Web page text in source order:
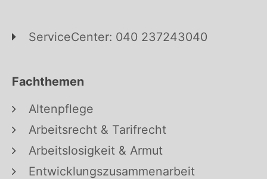
ServiceCenter: 040 237243040
Fachthemen
Altenpflege
Arbeitsrecht & Tarifrecht
Arbeitslosigkeit & Armut
Entwicklungszusammenarbeit